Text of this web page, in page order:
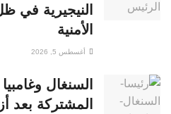
النيجيرية في
الأمنية
أغسطس 5, 2026
السنغال
المشتركة بعد